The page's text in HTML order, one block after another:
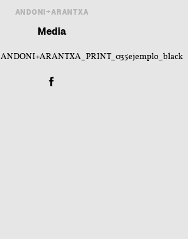
ANDONI+ARANTXA
Media
ANDONI+ARANTXA_PRINT_035ejemplo_black